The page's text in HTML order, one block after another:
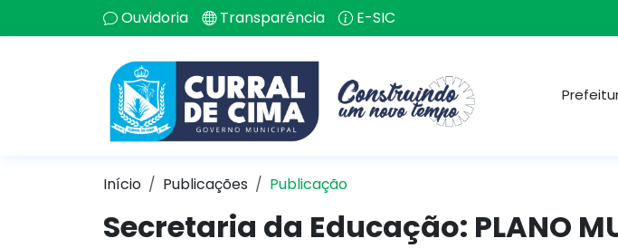
Ouvidoria Transparência E-SIC
Início Publicações Publicação
Secretaria da Educação: PLANO